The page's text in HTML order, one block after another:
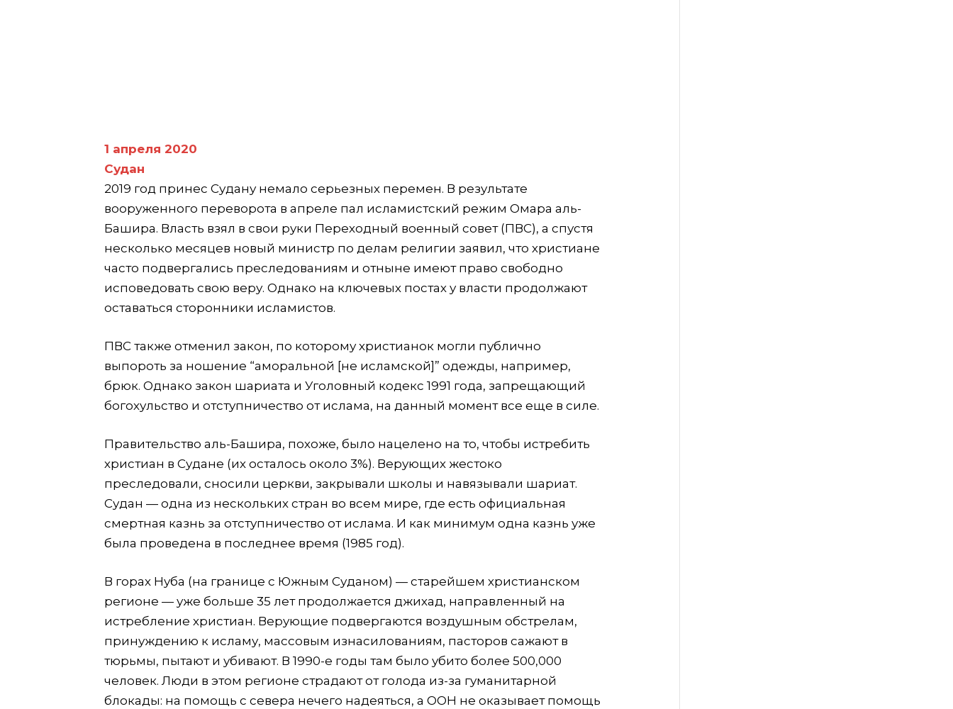
1 апреля 2020
Судан
2019 год принес Судану немало серьезных перемен. В результате
вооруженного переворота в апреле пал исламистский режим Омара аль-
Башира. Власть взял в свои руки Переходный военный совет (ПВС), а спустя
несколько месяцев новый министр по делам религии заявил, что христиане
часто подвергались преследованиям и отныне имеют право свободно
исповедовать свою веру. Однако на ключевых постах у власти продолжают
оставаться сторонники исламистов.
ПВС также отменил закон, по которому христианок могли публично
выпороть за ношение “аморальной [не исламской]” одежды, например,
брюк. Однако закон шариата и Уголовный кодекс 1991 года, запрещающий
богохульство и отступничество от ислама, на данный момент все еще в силе.
Правительство аль-Башира, похоже, было нацелено на то, чтобы истребить
христиан в Судане (их осталось около 3%). Верующих жестоко
преследовали, сносили церкви, закрывали школы и навязывали шариат.
Судан — одна из нескольких стран во всем мире, где есть официальная
смертная казнь за отступничество от ислама. И как минимум одна казнь уже
была проведена в последнее время (1985 год).
В горах Нуба (на границе с Южным Суданом) — старейшем христианском
регионе — уже больше 35 лет продолжается джихад, направленный на
истребление христиан. Верующие подвергаются воздушным обстрелам,
принуждению к исламу, массовым изнасилованиям, пасторов сажают в
тюрьмы, пытают и убивают. В 1990-е годы там было убито более 500,000
человек. Люди в этом регионе страдают от голода из-за гуманитарной
блокады: на помощь с севера нечего надеяться, а ООН не оказывает помощь